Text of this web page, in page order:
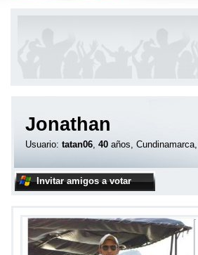
Jonathan
Usuario: tatan06, 40 años, Cundinamarca,
Invitar amigos a votar